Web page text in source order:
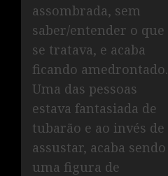
assombrada, sem
saber/entender o que
se tratava, e acaba
ficando amedrontado.
Uma das pessoas
estava fantasiada de
tubarão e ao invés de
assustar, acaba sendo
uma figura de